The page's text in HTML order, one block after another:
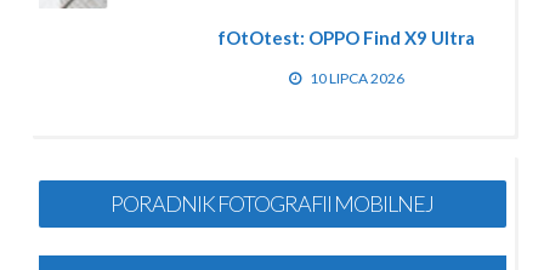
fOtOtest: OPPO Find X9 Ultra
10 LIPCA 2026
PORADNIK FOTOGRAFII MOBILNEJ